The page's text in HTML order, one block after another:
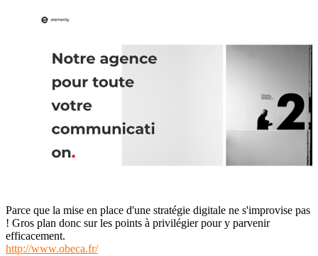
Parce que la mise en place d'une stratégie digitale ne s'improvise pas
! Gros plan donc sur les points à privilégier pour y parvenir
efficacement.
http://www.obeca.fr/